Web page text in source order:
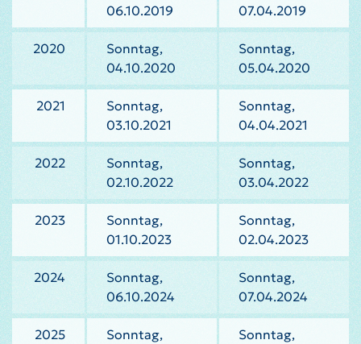
06.10.2019
07.04.2019
2020
Sonntag,
04.10.2020
Sonntag,
05.04.2020
2021
Sonntag,
03.10.2021
Sonntag,
04.04.2021
2022
Sonntag,
02.10.2022
Sonntag,
03.04.2022
2023
Sonntag,
01.10.2023
Sonntag,
02.04.2023
2024
Sonntag,
06.10.2024
Sonntag,
07.04.2024
2025
Sonntag,
Sonntag,